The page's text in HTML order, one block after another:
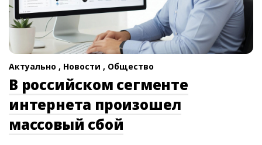
Актуально , Новости , Общество
В российском сегменте
интернета произошел
массовый сбой